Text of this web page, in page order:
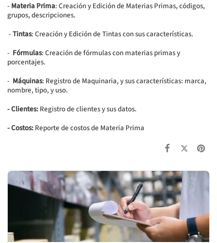
- Materia Prima: Creación y Edición de Materias Primas, códigos,
grupos, descripciones.
-Tintas: Creación y Edición de Tintas con sus características.
- Fórmulas: Creación de fórmulas con materias primas y
porcentajes.
- Máquinas: Registro de Maquinaria, y sus características: marca,
nombre, tipo, y uso.
- Clientes:Registro de clientes y sus datos.
- Costos:Reporte de costos de Materia Prima